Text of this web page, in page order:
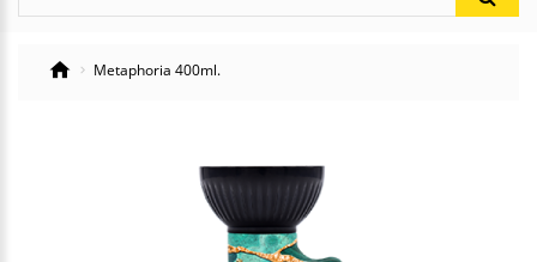
Metaphoria 400ml.